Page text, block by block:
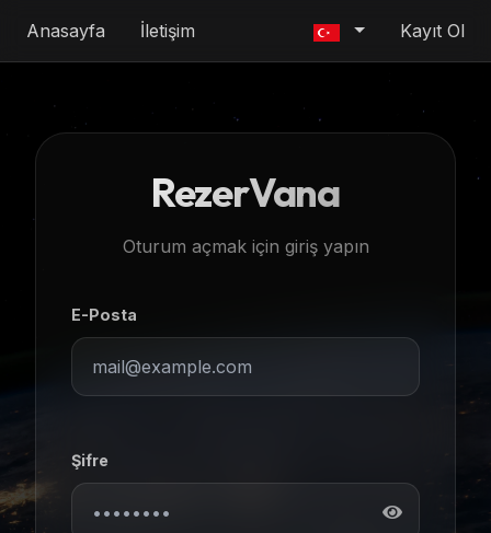
Anasayfa İletişim Kayıt Ol
RezerVana
Oturum açmak için giriş yapın
E-Posta
Şifre